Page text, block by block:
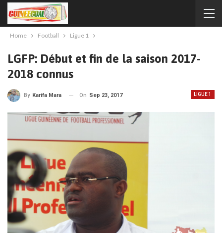
Home Football Ligue 1
LGFP: Début et fin de la saison 2017-
2018 connus
LIGUE 1
By Karifa Mara On Sep 23, 2017